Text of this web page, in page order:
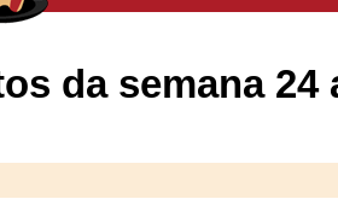
da semana 24